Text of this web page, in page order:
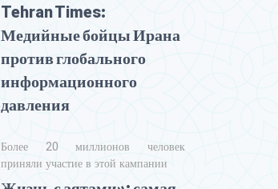
Tehran Times:
Медийные бойцы Ирана
против глобального
информационного
давления
Более 20 миллионов человек
приняли участие в этой кампании